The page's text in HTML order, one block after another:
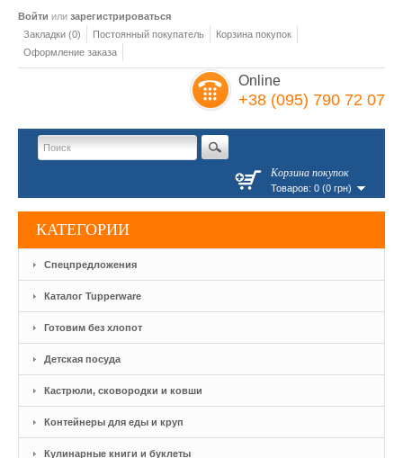
Войти или зарегистрироваться
Закладки (0)
Постоянный покупатель
Корзина покупок
Оформление заказа
Online
+38 (095) 790 72 07
Корзина покупок
Товаров: 0 (0 грн)
КАТЕГОРИИ
Спецпредложения
Каталог Tupperware
Готовим без хлопот
Детская посуда
Кастрюли, сковородки и ковши
Контейнеры для еды и круп
Кулинарные книги и буклеты